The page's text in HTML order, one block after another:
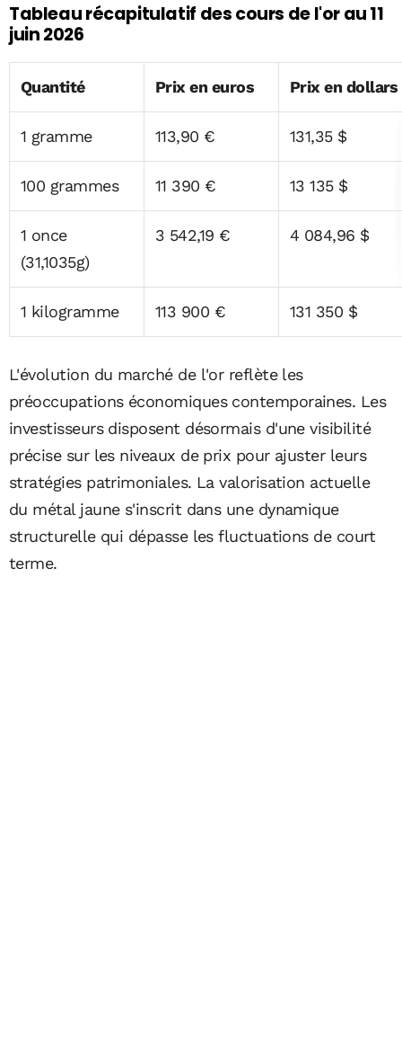
Tableau récapitulatif des cours de l'or au 11
juin 2026
Quantité Prix en euros Prix en dollars
1 gramme 113,90 € 131,35 $
100 grammes 11 390 € 13 135 $
1 once
(31,1035g)
3 542,19 € 4 084,96 $
1 kilogramme 113 900 € 131 350 $
L'évolution du marché de l'or reflète les
préoccupations économiques contemporaines. Les
investisseurs disposent désormais d'une visibilité
précise sur les niveaux de prix pour ajuster leurs
stratégies patrimoniales. La valorisation actuelle
du métal jaune s'inscrit dans une dynamique
structurelle qui dépasse les fluctuations de court
terme.